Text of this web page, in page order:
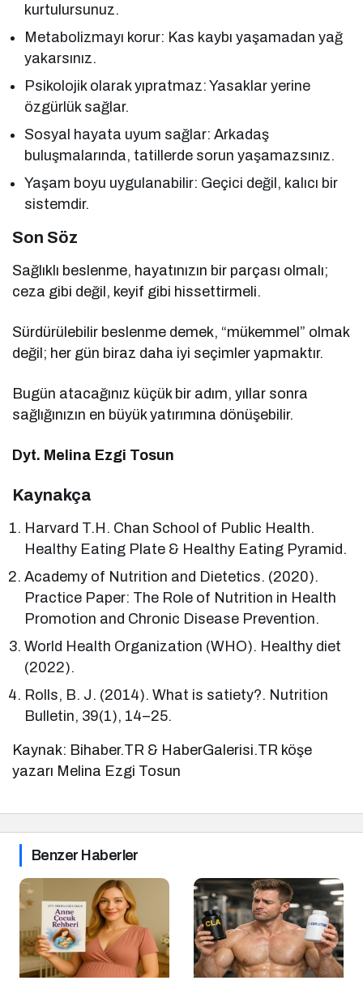
kurtulursunuz.
Metabolizmayı korur: Kas kaybı yaşamadan yağ
yakarsınız.
Psikolojik olarak yıpratmaz: Yasaklar yerine
özgürlük sağlar.
Sosyal hayata uyum sağlar: Arkadaş
buluşmalarında, tatillerde sorun yaşamazsınız.
Yaşam boyu uygulanabilir: Geçici değil, kalıcı bir
sistemdir.
Son Söz
Sağlıklı beslenme, hayatınızın bir parçası olmalı;
ceza gibi değil, keyif gibi hissettirmeli.
Sürdürülebilir beslenme demek, “mükemmel” olmak
değil; her gün biraz daha iyi seçimler yapmaktır.
Bugün atacağınız küçük bir adım, yıllar sonra
sağlığınızın en büyük yatırımına dönüşebilir.
Dyt. Melina Ezgi Tosun
Kaynakça
Harvard T.H. Chan School of Public Health.
Healthy Eating Plate & Healthy Eating Pyramid.
Academy of Nutrition and Dietetics. (2020).
Practice Paper: The Role of Nutrition in Health
Promotion and Chronic Disease Prevention.
World Health Organization (WHO). Healthy diet
(2022).
Rolls, B. J. (2014). What is satiety?. Nutrition
Bulletin, 39(1), 14–25.
Kaynak: Bihaber.TR & HaberGalerisi.TR köşe
yazarı Melina Ezgi Tosun
Benzer Haberler